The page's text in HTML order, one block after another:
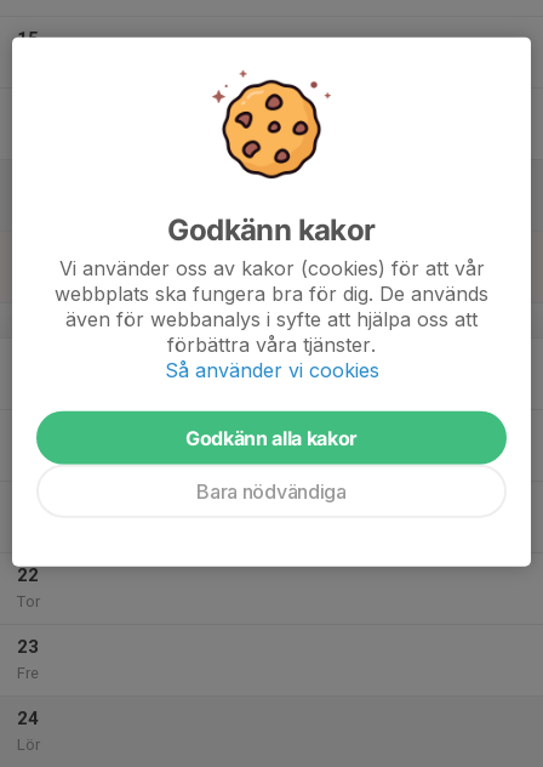
15
Ledarkonferens 16-17 maj
v.21
20
22
Tor
23
Fre
24
Lör
Godkänn kakor
Vi använder oss av kakor (cookies) för att vår
webbplats ska fungera bra för dig. De används
även för webbanalys i syfte att hjälpa oss att
förbättra våra tjänster.
Så använder vi cookies
Godkänn alla kakor
Bara nödvändiga